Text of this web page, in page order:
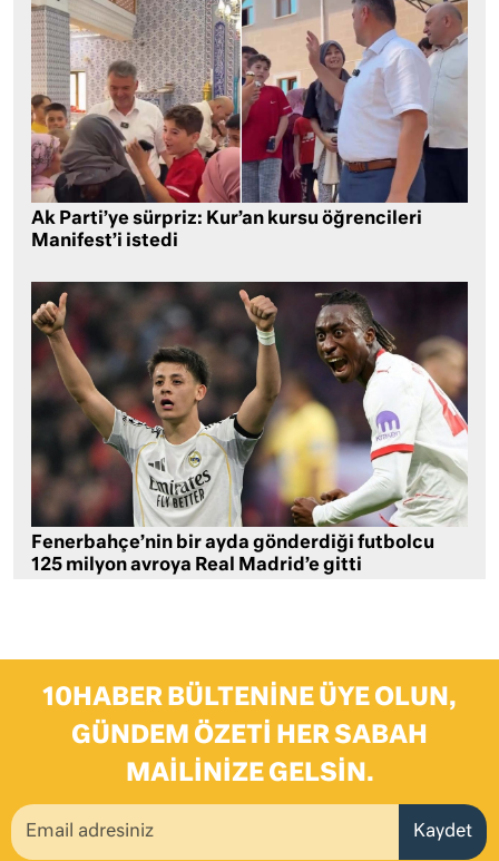
Ak Parti’ye sürpriz: Kur’an kursu öğrencileri
Manifest’i istedi
Fenerbahçe’nin bir ayda gönderdiği futbolcu
125 milyon avroya Real Madrid’e gitti
10HABER BÜLTENINE ÜYE OLUN,
GÜNDEM ÖZETI HER SABAH
MAILINIZE GELSIN.
Kaydet